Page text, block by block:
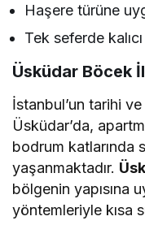
Haşere türüne
Tek seferde
Üsküdar Böcek
İstanbul’un tarihi
Üsküdar’da,
bodrum katlarında
yaşanmaktadır.
bölgenin yapısına
yöntemleriyle kısa